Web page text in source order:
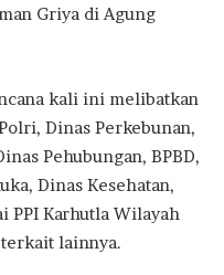
Griya di Agung
kali ini melibatkan
Dinas Perkebunan,
Pehubungan, BPBD,
Dinas Kesehatan,
PPI Karhutla Wilayah
terkait lainnya.